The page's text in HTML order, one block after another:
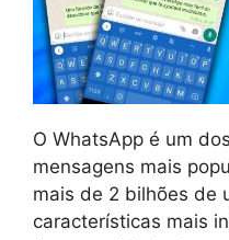
O WhatsApp é um
mensagens mais
mais de 2 bilhões de
características mais